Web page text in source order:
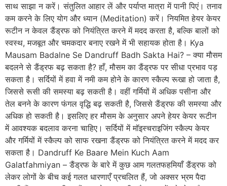
साथ साझा न करें। संतुलित आहार लें और पर्याप्त मात्रा में पानी पिएं। तनाव
कम करने के लिए योग और ध्यान (Meditation) करें। नियमित हेयर केयर
रूटीन न केवल डैंड्रफ को नियंत्रित करने में मदद करता है, बल्कि बालों को
स्वस्थ, मजबूत और चमकदार बनाए रखने में भी सहायक होता है। Kya
Mausam Badalne Se Dandruff Badh Sakta Hai? – क्या मौसम
बदलने से डैंड्रफ बढ़ सकता है? हाँ, मौसम का डैंड्रफ पर सीधा प्रभाव पड़
सकता है। सर्दियों में हवा में नमी कम होने के कारण स्कैल्प रूखा हो जाता है,
जिससे रूसी की समस्या बढ़ सकती है। वहीं गर्मियों में अधिक पसीना और
तेल बनने के कारण फंगल वृद्धि बढ़ सकती है, जिससे डैंड्रफ की समस्या और
अधिक हो सकती है। इसलिए हर मौसम के अनुसार अपने हेयर केयर रूटीन
में आवश्यक बदलाव करना चाहिए। सर्दियों में मॉइस्चराइजिंग स्कैल्प केयर
और गर्मियों में स्कैल्प को साफ रखना डैंड्रफ को नियंत्रित करने में मदद कर
सकता है। Dandruff Ke Baare Mein Kuch Aam
Galatfahmiyan – डैंड्रफ के बारे में कुछ आम गलतफहमियाँ डैंड्रफ को
लेकर लोगों के बीच कई गलत धारणाएँ प्रचलित हैं, जो अक्सर भ्रम पैदा